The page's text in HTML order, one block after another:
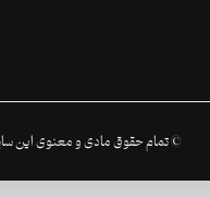
© تمام حقوق مادی و معنوی این